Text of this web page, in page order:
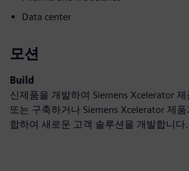
Data center
모션
Build
신제품을 개발하여 Siemens Xcelerator
또는 구축하거나 Siemens Xcelerator 제
합하여 새로운 고객 솔루션을 개발합니다.